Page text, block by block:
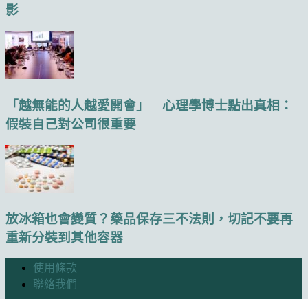
影
「越無能的人越愛開會」 心理學博士點出真相：
假裝自己對公司很重要
放冰箱也會變質？藥品保存三不法則，切記不要再
重新分裝到其他容器
使用條款
聯絡我們